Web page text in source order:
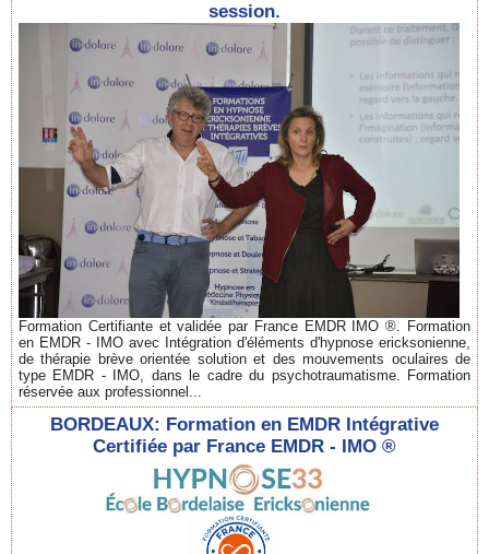
session.
Formation Certifiante et validée par France EMDR IMO ®. Formation
en EMDR - IMO avec Intégration d'éléments d'hypnose ericksonienne,
de thérapie brève orientée solution et des mouvements oculaires de
type EMDR - IMO, dans le cadre du psychotraumatisme. Formation
réservée aux professionnel...
BORDEAUX: Formation en EMDR Intégrative
Certifiée par France EMDR - IMO ®